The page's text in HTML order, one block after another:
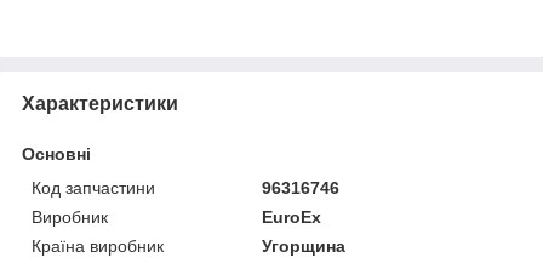
Характеристики
Основні
Код запчастини
96316746
Виробник
EuroEx
Країна виробник
Угорщина